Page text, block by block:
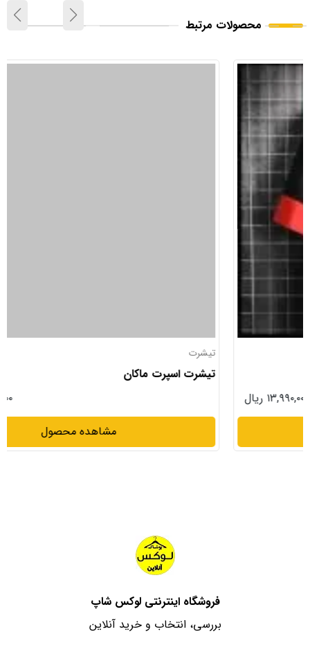
محصولات مرتبط
تیشرت اسپرت ماکان
فروشگاه اینترنتی لوکس شاپ
بررسی، انتخاب و خرید آنلاین